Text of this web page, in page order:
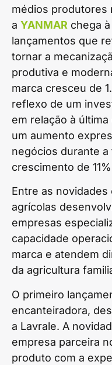
médios produtores
a YANMAR chega
lançamentos que
tornar a
produtiva e
marca cresceu de
reflexo de um
em relação à
um aumento
negócios durante
crescimento de
Entre as
agrícolas
empresas
capacidade
marca e atendem
da agricultura
O primeiro
encanteiradora,
a Lavrale. A
empresa parceira
produto com a